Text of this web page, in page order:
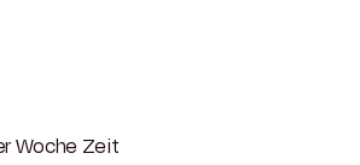
Woche Zeit